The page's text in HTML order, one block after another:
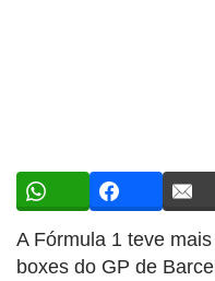
A Fórmula 1 teve
boxes do GP de